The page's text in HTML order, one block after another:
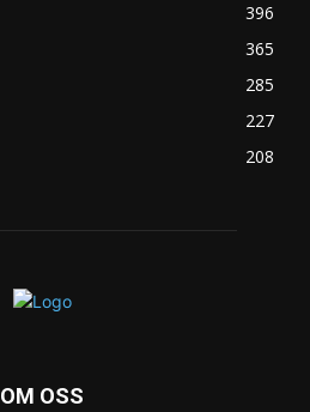
396
365
285
227
208
OM OSS